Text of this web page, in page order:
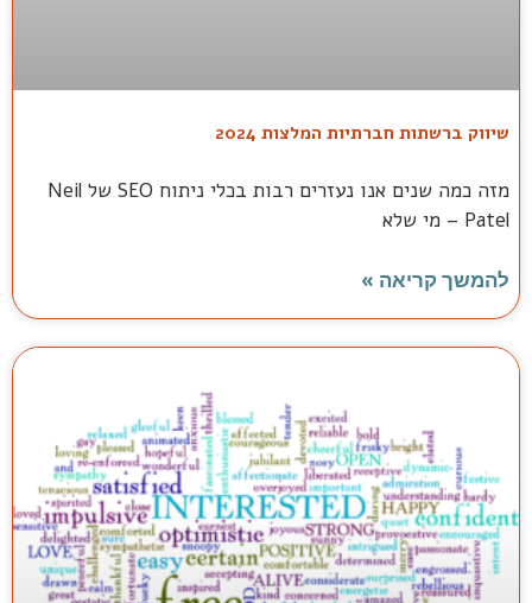
שיווק ברשתות חברתיות המלצות 2024
מזה כמה שנים אנו נעזרים רבות בכלי ניתוח SEO של Neil
Patel – מי שלא
להמשך קריאה »